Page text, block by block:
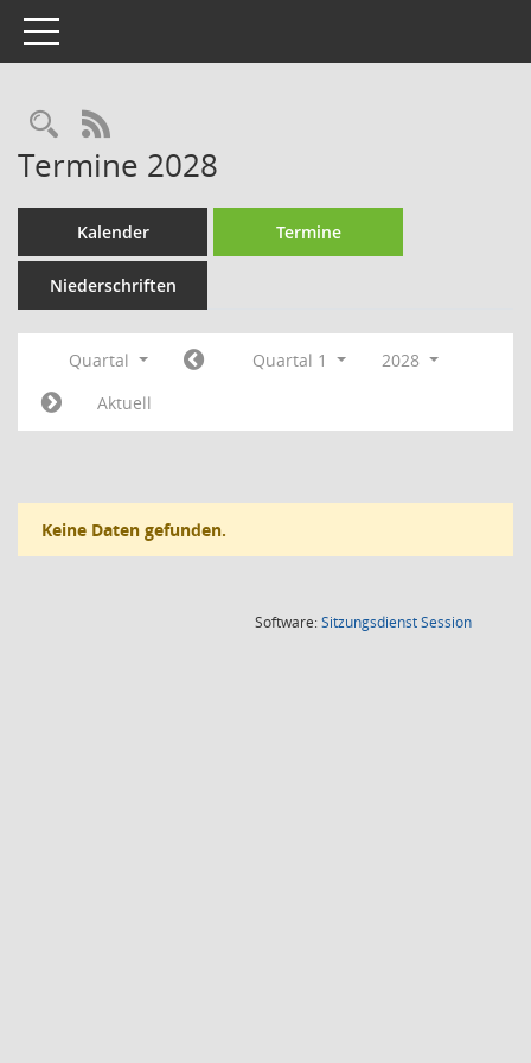
Toggle navigation
Rechercheauswahl
RSS-Feed
Termine 2028
Kalender Termine
Niederschriften
Quartal Quartal 1
2028
Aktuell
Keine Daten gefunden.
Software:SitzungsdienstSession(Wird in